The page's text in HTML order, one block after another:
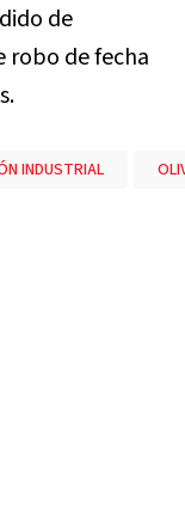
de
robo de fecha
INDUSTRIAL